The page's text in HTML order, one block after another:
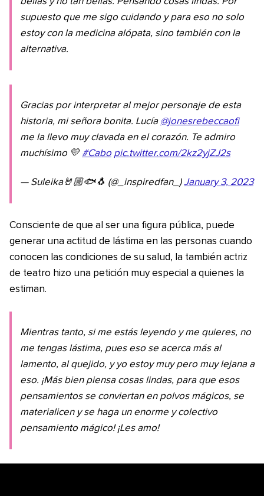
supuesto que me sigo cuidando y para eso no solo
estoy con la medicina alópata, sino también con la
alternativa.
Gracias por interpretar al mejor personaje de esta
historia, mi señora bonita. Lucía @jonesrebeccaofi
me la llevo muy clavada en el corazón. Te admiro
muchísimo 💛 #Cabo pic.twitter.com/2kz2yjZJ2s
— Suleika🤘🏼🐟🐧 (@_inspiredfan_)January 3, 2023
Consciente de que al ser una figura pública, puede
generar una actitud de lástima en las personas cuando
conocen las condiciones de su salud, la también actriz
de teatro hizo una petición muy especial a quienes la
estiman.
Mientras tanto, si me estás leyendo y me quieres, no
me tengas lástima, pues eso se acerca más al
lamento, al quejido, y yo estoy muy pero muy lejana a
eso. ¡Más bien piensa cosas lindas, para que esos
pensamientos se conviertan en polvos mágicos, se
materialicen y se haga un enorme y colectivo
pensamiento mágico! ¡Les amo!